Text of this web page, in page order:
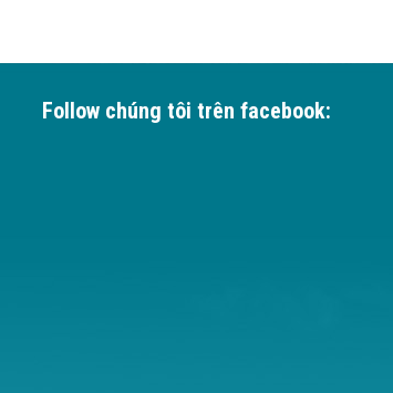
Follow chúng tôi trên facebook: